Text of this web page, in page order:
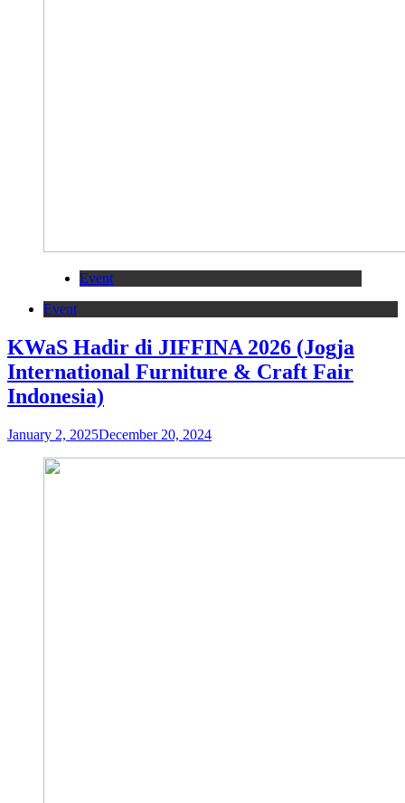
Event
Event
KWaS Hadir di JIFFINA 2026 (Jogja
International Furniture & Craft Fair
Indonesia)
January 2, 2025December 20, 2024